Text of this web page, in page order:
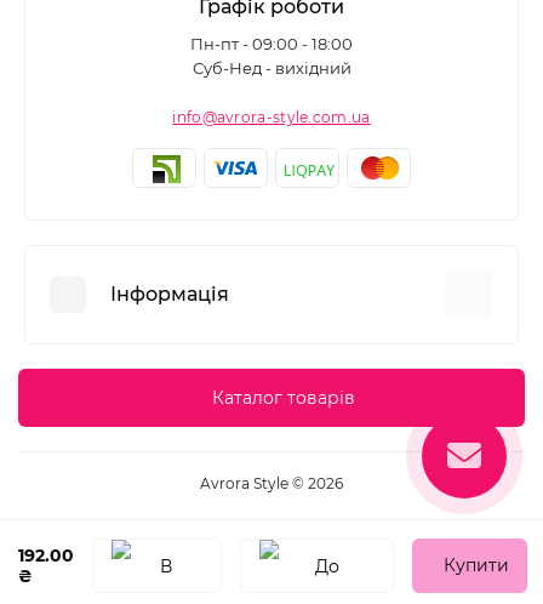
192.00
₴
Купити
Графік роботи
Пн-пт - 09:00 - 18:00
Суб-Нед - вихідний
info@avrora-style.com.ua
Інформація
Угода користувача
Повернення товару
Карта сайту
Каталог товарів
Avrora Style © 2026